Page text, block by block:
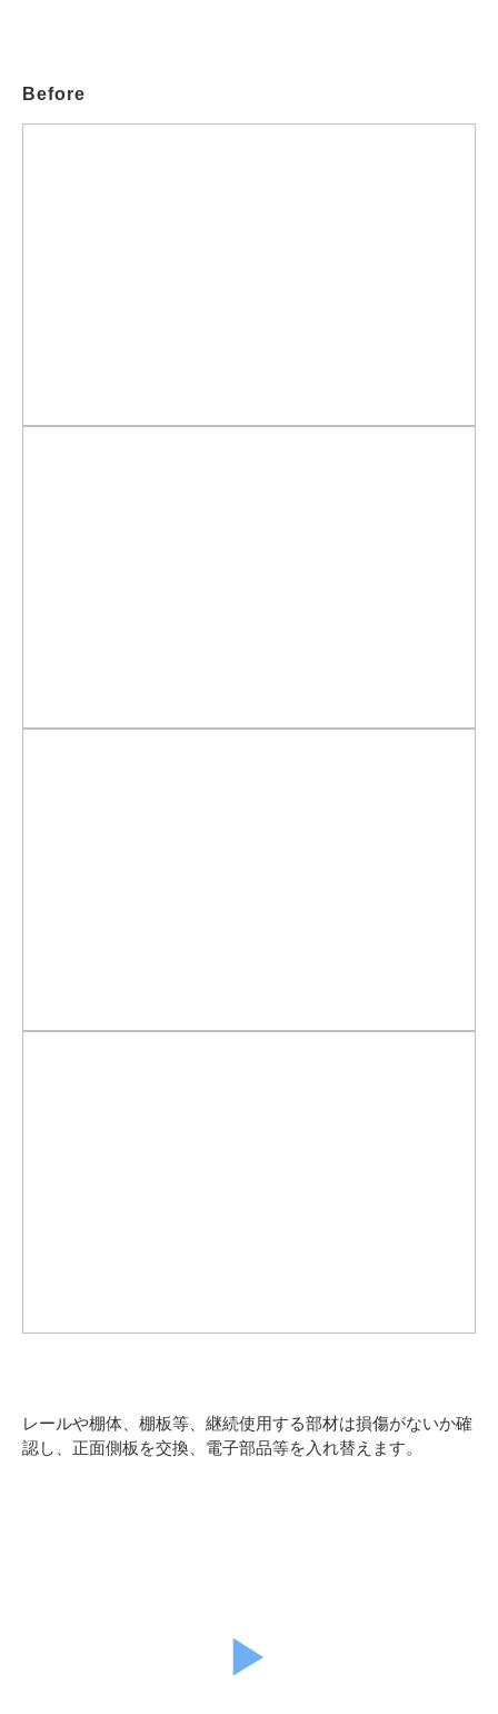
Before
レールや棚体、棚板等、継続使用する部材は損傷がないか確
認し、正面側板を交換、電子部品等を入れ替えます。
▶︎